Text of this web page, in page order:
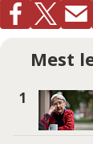
Mest